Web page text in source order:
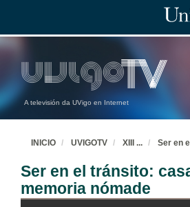
A televisión da UVigo en Internet
INICIO UVIGOTV XIII ... Ser en
Ser en el tránsito:
memoria nómade